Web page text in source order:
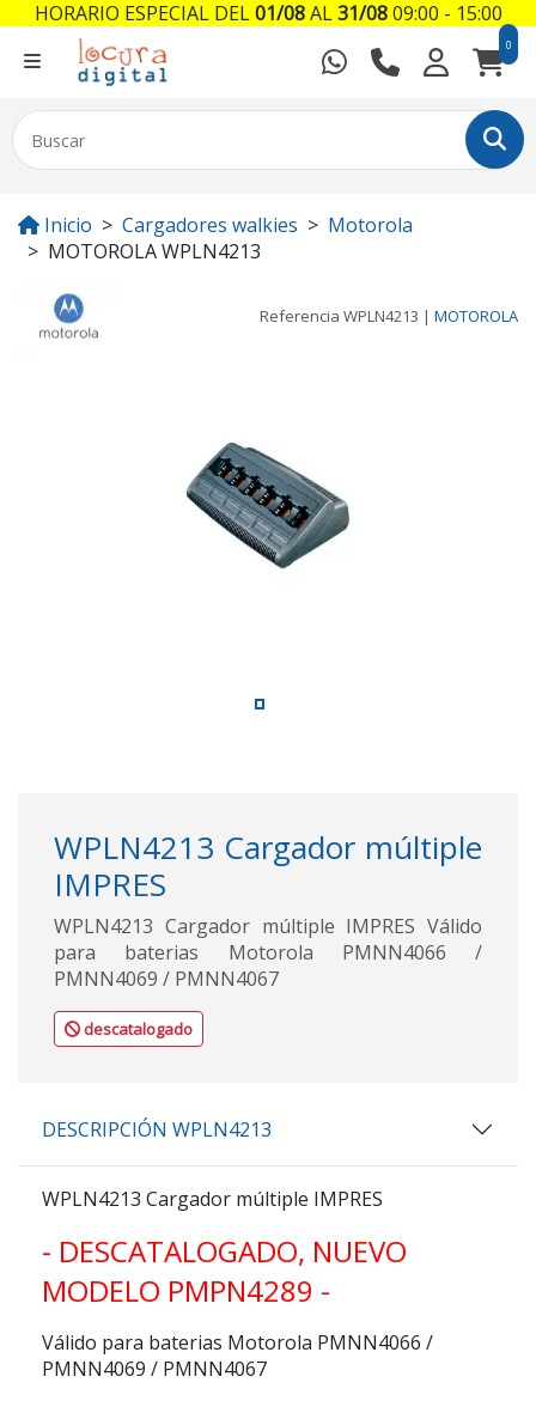
0
Inicio Cargadores walkies
Motorola
MOTOROLA WPLN4213
Referencia WPLN4213 | MOTOROLA
WPLN4213 Cargador múltiple
IMPRES
WPLN4213 Cargador múltiple IMPRES Válido
para baterias Motorola PMNN4066 /
PMNN4069 / PMNN4067
descatalogado
DESCRIPCIÓN WPLN4213
WPLN4213 Cargador múltiple IMPRES
- DESCATALOGADO, NUEVO
MODELO PMPN4289 -
Válido para baterias Motorola PMNN4066 /
PMNN4069 / PMNN4067
HORARIO ESPECIAL DEL01/08AL31/0809:00 - 15:00